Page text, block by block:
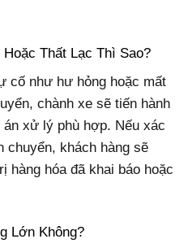
Thất Lạc Thì Sao?
cố như hư hỏng hoặc mất
chành xe sẽ tiến hành
xử lý phù hợp. Nếu xác
chuyển, khách hàng sẽ
hàng hóa đã khai báo hoặc
Lớn Không?